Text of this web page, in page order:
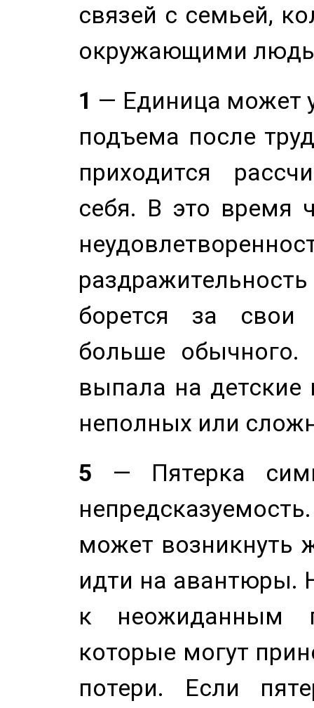
связей с семьей,
окружающими
1 — Единица может
подъема после
приходится
себя. В это время
борется за свои
больше
выпала на детские
неполных или
5 — Пятерка
может возникнуть
идти на авантюры.
к неожиданным
которые могут
потери. Если